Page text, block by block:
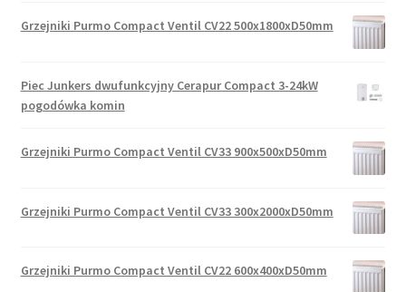
Grzejniki Purmo Compact Ventil CV22 500x1800xD50mm
Piec Junkers dwufunkcyjny Cerapur Compact 3-24kW
pogodówka komin
Grzejniki Purmo Compact Ventil CV33 900x500xD50mm
Grzejniki Purmo Compact Ventil CV33 300x2000xD50mm
Grzejniki Purmo Compact Ventil CV22 600x400xD50mm